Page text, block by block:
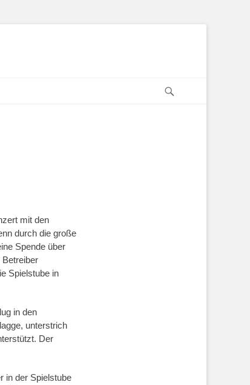
mit den
durch die große
Spende über
Betreiber
Spielstube in
in den
unterstrich
Der
in der Spielstube